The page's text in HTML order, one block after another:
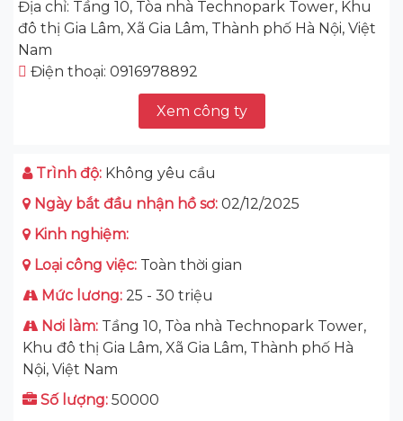
Địa chỉ: Tầng 10, Tòa nhà Technopark Tower, Khu
đô thị Gia Lâm, Xã Gia Lâm, Thành phố Hà Nội, Việt
Nam
Điện thoại: 0916978892
Xem công ty
Trình độ: Không yêu cầu
Ngày bắt đầu nhận hồ sơ: 02/12/2025
Kinh nghiệm:
Loại công việc: Toàn thời gian
Mức lương: 25 - 30 triệu
Nơi làm: Tầng 10, Tòa nhà Technopark Tower,
Khu đô thị Gia Lâm, Xã Gia Lâm, Thành phố Hà
Nội, Việt Nam
Số lượng: 50000